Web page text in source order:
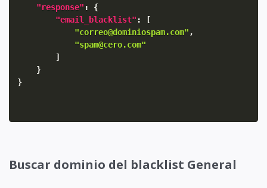
"response" :
{
"email_blacklist" :
[
"correo@dominiospam.com" ,
"spam@cero.com"
]
}
}
Buscar dominio del blacklist General